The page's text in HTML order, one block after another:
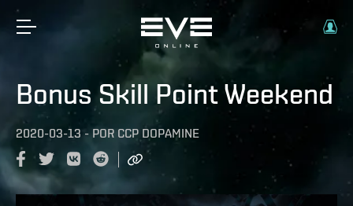
Bonus Skill Point Weekend
2020-03-13 - POR CCP DOPAMINE